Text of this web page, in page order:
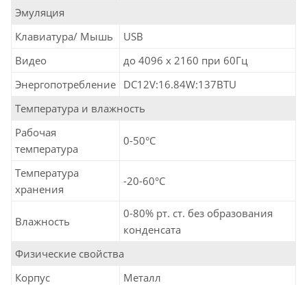
Эмуляция
Клавиатура/ Мышь
USB
Видео
до 4096 x 2160 при 60Гц
Энергопотребление DC12V:16.84W:137BTU
Температура и влажность
Рабочая
температура
0-50°C
Температура
хранения
-20-60°C
Влажность
0-80% рт. ст. без образования
конденсата
Физические свойства
Корпус
Металл